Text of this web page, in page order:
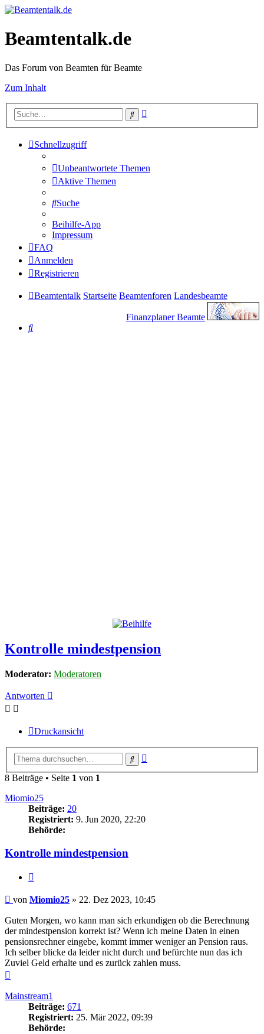
Beamtentalk.de
Das Forum von Beamten für Beamte
Zum Inhalt
Suche
Schnellzugriff
Unbeantwortete Themen
Aktive Themen
Suche
Beihilfe-App
Impressum
FAQ
Anmelden
Registrieren
Beamtentalk Startseite Beamtenforen Landesbeamte
Finanzplaner Beamte
Suche
Kontrolle mindestpension
Moderator: Moderatoren
Antworten
Druckansicht
Suche
8 Beiträge • Seite 1 von 1
Miomio25
Beiträge: 20
Registriert: 9. Jun 2020, 22:20
Behörde:
Kontrolle mindestpension
Beitrag
von Miomio25 » 22. Dez 2023, 10:45
Guten Morgen, wo kann man sich erkundigen ob die Berechnung
der mindestpension korrekt ist? Wenn ich meine Daten in einen
pensionsrechner eingebe, kommt immer weniger an Pension raus.
Ich selber blicke da leider nicht durch und befürchte nun das ich
Zuviel Geld erhalte und es zurück zahlen muss.
Mainstream1
Beiträge: 671
Registriert: 25. Mär 2022, 09:39
Behörde: